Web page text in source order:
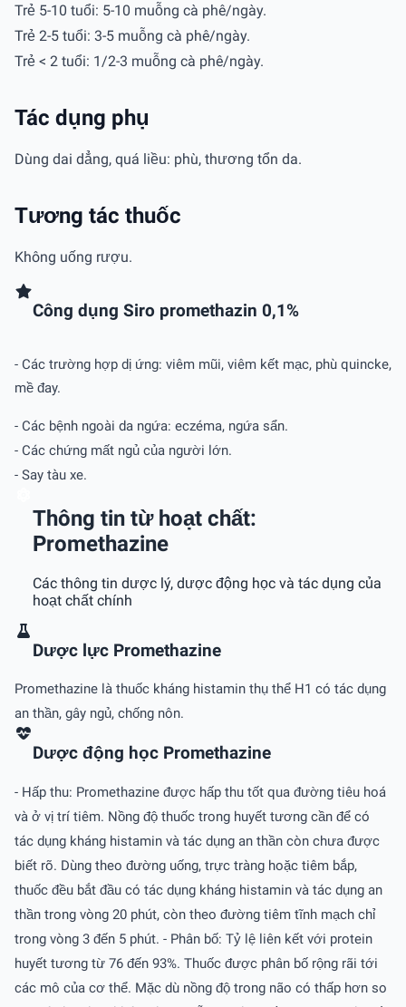
Trẻ 5-10 tuổi: 5-10 muỗng cà phê/ngày.
Trẻ 2-5 tuổi: 3-5 muỗng cà phê/ngày.
Trẻ < 2 tuổi: 1/2-3 muỗng cà phê/ngày.
Tác dụng phụ
Dùng dai dẳng, quá liều: phù, thương tổn da.
Tương tác thuốc
Không uống rượu.
Công dụng Siro promethazin 0,1%
- Các trường hợp dị ứng: viêm mũi, viêm kết mạc, phù quincke,
mề đay.
- Các bệnh ngoài da ngứa: eczéma, ngứa sẩn.
- Các chứng mất ngủ của người lớn.
- Say tàu xe.
Thông tin từ hoạt chất:
Promethazine
Các thông tin dược lý, dược động học và tác dụng của
hoạt chất chính
Dược lực Promethazine
Promethazine là thuốc kháng histamin thụ thể H1 có tác dụng
an thần, gây ngủ, chống nôn.
Dược động học Promethazine
- Hấp thu: Promethazine được hấp thu tốt qua đường tiêu hoá
và ở vị trí tiêm. Nồng độ thuốc trong huyết tương cần để có
tác dụng kháng histamin và tác dụng an thần còn chưa được
biết rõ. Dùng theo đường uống, trực tràng hoặc tiêm bắp,
thuốc đều bắt đầu có tác dụng kháng histamin và tác dụng an
thần trong vòng 20 phút, còn theo đường tiêm tĩnh mạch chỉ
trong vòng 3 đến 5 phút. - Phân bố: Tỷ lệ liên kết với protein
huyết tương từ 76 đến 93%. Thuốc được phân bố rộng rãi tới
các mô của cơ thể. Mặc dù nồng độ trong não có thấp hơn so